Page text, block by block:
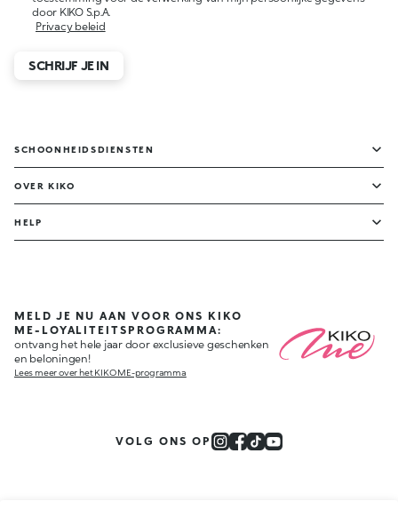
door KIKO S.p.A.
Privacy beleid
SCHRIJF JE IN
SCHOONHEIDSDIENSTEN
OVER KIKO
HELP
MELD JE NU AAN VOOR ONS KIKO
ME-LOYALITEITSPROGRAMMA:
ontvang het hele jaar door exclusieve geschenken
en beloningen!
Lees meer over het KIKO ME-programma
VOLG ONS OP